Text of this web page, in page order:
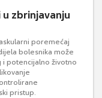
zbrinjavanju
poremećaj
bolesnika može
potencijalno životno
pristup.